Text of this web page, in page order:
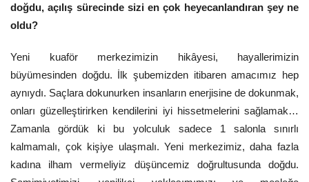
doğdu, açılış sürecinde sizi en çok heyecanlandıran şey ne
oldu?
Yeni kuaför merkezimizin hikâyesi, hayallerimizin
büyümesinden doğdu. İlk şubemizden itibaren amacımız hep
aynıydı. Saçlara dokunurken insanların enerjisine de dokunmak,
onları güzelleştirirken kendilerini iyi hissetmelerini sağlamak…
Zamanla gördük ki bu yolculuk sadece 1 salonla sınırlı
kalmamalı, çok kişiye ulaşmalı. Yeni merkezimiz, daha fazla
kadına ilham vermeliyiz düşüncemiz doğrultusunda doğdu.